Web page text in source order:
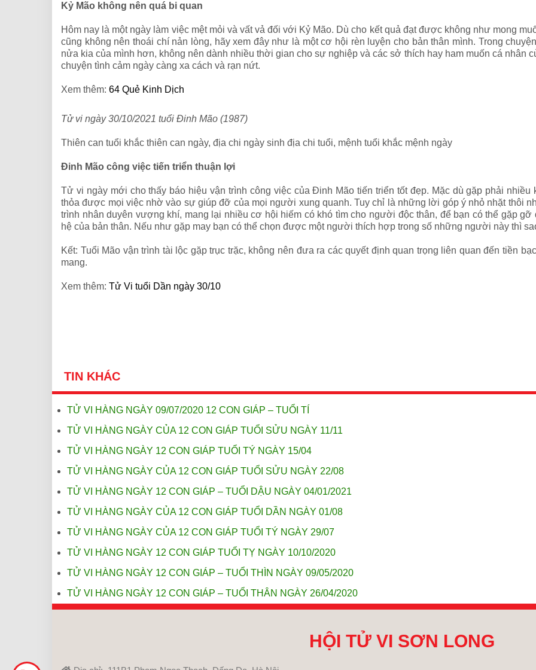
Kỷ Mão không nên quá bi quan
Hôm nay là một ngày làm việc mệt mỏi và vất vả đối với Kỷ Mão. Dù cho kết quả đạt được không như mong
cũng không nên thoái chí nản lòng, hãy xem đây như là một cơ hội rèn luyện cho bản thân mình. Trong
nửa kia của mình hơn, không nên dành nhiều thời gian cho sự nghiệp và các sở thích hay ham muốn cá nhân
chuyện tình cảm ngày càng xa cách và rạn nứt.
Xem thêm: 64 Quẻ Kinh Dịch
Tử vi ngày 30/10/2021 tuổi Đinh Mão (1987)
Thiên can tuổi khắc thiên can ngày, địa chi ngày sinh địa chi tuổi, mệnh tuổi khắc mệnh ngày
Đinh Mão công việc tiến triển thuận lợi
Tử vi ngày mới cho thấy báo hiệu vận trình công việc của Đinh Mão tiến triển tốt đẹp. Mặc dù gặp phải
thỏa được mọi việc nhờ vào sự giúp đỡ của mọi người xung quanh. Tuy chỉ là những lời góp ý nhỏ nhặt thôi
trình nhân duyên vượng khí, mang lại nhiều cơ hội hiếm có khó tìm cho người độc thân, để bạn có thể gặp
hệ của bản thân. Nếu như gặp may bạn có thể chọn được một người thích hợp trong số những người này thì
Kết: Tuổi Mão vận trình tài lộc gặp trục trặc, không nên đưa ra các quyết định quan trọng liên quan đến tiền
mang.
Xem thêm: Tử Vi tuổi Dần ngày 30/10
TIN KHÁC
TỬ VI HÀNG NGÀY 09/07/2020 12 CON GIÁP – TUỔI TÍ
TỬ VI HÀNG NGÀY CỦA 12 CON GIÁP TUỔI SỬU NGÀY 11/11
TỬ VI HÀNG NGÀY 12 CON GIÁP TUỔI TÝ NGÀY 15/04
TỬ VI HÀNG NGÀY CỦA 12 CON GIÁP TUỔI SỬU NGÀY 22/08
TỬ VI HÀNG NGÀY 12 CON GIÁP – TUỔI DẬU NGÀY 04/01/2021
TỬ VI HÀNG NGÀY CỦA 12 CON GIÁP TUỔI DẦN NGÀY 01/08
TỬ VI HÀNG NGÀY CỦA 12 CON GIÁP TUỔI TÝ NGÀY 29/07
TỬ VI HÀNG NGÀY 12 CON GIÁP TUỔI TỴ NGÀY 10/10/2020
TỬ VI HÀNG NGÀY 12 CON GIÁP – TUỔI THÌN NGÀY 09/05/2020
TỬ VI HÀNG NGÀY 12 CON GIÁP – TUỔI THÂN NGÀY 26/04/2020
HỘI TỬ VI SƠN LONG